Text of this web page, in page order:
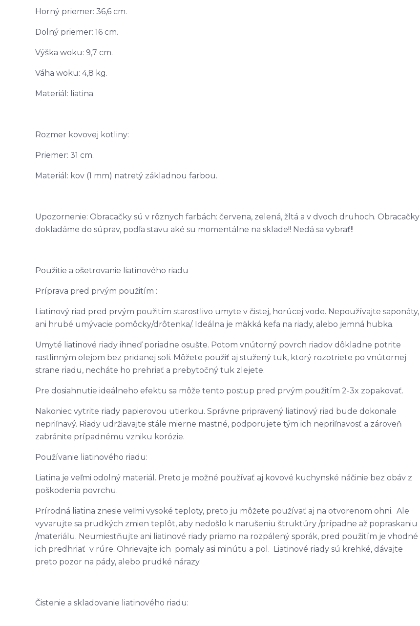
Horný priemer: 36,6 cm.
Dolný priemer: 16 cm.
Výška woku: 9,7 cm.
Váha woku: 4,8 kg.
Materiál: liatina.
Rozmer kovovej kotliny:
Priemer: 31 cm.
Materiál: kov (1 mm) natretý základnou farbou.
Upozornenie: Obracačky sú v rôznych farbách: červena, zelená, žltá a v dvoch druhoch. Obracačky
dokladáme do súprav, podľa stavu aké su momentálne na sklade!! Nedá sa vybrať!!
Použitie a ošetrovanie liatinového riadu
Príprava pred prvým použitím :
Liatinový riad pred prvým použitím starostlivo umyte v čistej, horúcej vode. Nepoužívajte saponáty,
ani hrubé umývacie pomôcky/drôtenka/. Ideálna je mäkká kefa na riady, alebo jemná hubka.
Umyté liatinové riady ihneď poriadne osušte. Potom vnútorný povrch riadov dôkladne potrite
rastlinným olejom bez pridanej soli. Môžete použiť aj stužený tuk, ktorý rozotriete po vnútornej
strane riadu, necháte ho prehriať a prebytočný tuk zlejete.
Pre dosiahnutie ideálneho efektu sa môže tento postup pred prvým použitím 2-3x zopakovať.
Nakoniec vytrite riady papierovou utierkou. Správne pripravený liatinový riad bude dokonale
nepriľnavý. Riady udržiavajte stále mierne mastné, podporujete tým ich nepriľnavosť a zároveň
zabránite prípadnému vzniku korózie.
Používanie liatinového riadu:
Liatina je veľmi odolný materiál. Preto je možné používať aj kovové kuchynské náčinie bez obáv z
poškodenia povrchu.
Prírodná liatina znesie veľmi vysoké teploty, preto ju môžete používať aj na otvorenom ohni. Ale
vyvarujte sa prudkých zmien teplôt, aby nedošlo k narušeniu štruktúry /prípadne až popraskaniu
/materiálu. Neumiestňujte ani liatinové riady priamo na rozpálený sporák, pred použitím je vhodné
ich predhriať v rúre. Ohrievajte ich pomaly asi minútu a pol. Liatinové riady sú krehké, dávajte
preto pozor na pády, alebo prudké nárazy.
Čistenie a skladovanie liatinového riadu: